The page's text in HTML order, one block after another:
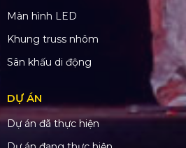
Màn hình LED
Khung truss nhôm
Sân khấu di động
DỰ ÁN
Dự án đã thực hiện